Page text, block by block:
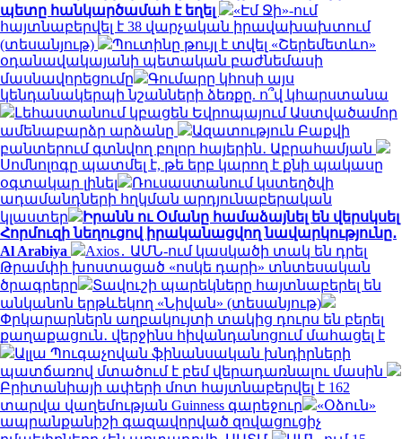
պետը հանկարծամահ է եղել
«Էմ Ջի»-ում
հայտնաբերվել է 38 վարչական իրավախախտում
(տեսանյութ)
Պուտինը թույլ է տվել «Շերեմետևո»
օդանավակայանի պետական բաժնեմասի
մասնավորեցումը
Գումարը կհոսի այս
կենդանակերպի նշանների ձեռքը. ո՞վ կհարստանա
Լեհաստանում կբացեն Եվրոպայում Աստվածամոր
ամենաբարձր արձանը
Ազատություն Բաքվի
բանտերում գտնվող բոլոր հայերին․ Աբրահամյան
Սոմնոլոգը պատմել է, թե երբ կարող է քնի պակասը
օգտակար լինել
Ռուսաստանում կստեղծվի
ադամանդների հղկման արդյունաբերական
կլաստեր
Իրանն ու Օմանը համաձայնել են վերսկսել
Հորմուզի նեղուցով իրականացվող նավարկությունը․
Al Arabiya
Axios․ ԱՄՆ-ում կասկածի տակ են դրել
Թրամփի խոստացած «ոսկե դարի» տնտեսական
ծրագրերը
Տավուշի պարեկները հայտնաբերել են
անկանոն երթևեկող «Նիվան» (տեսանյութ)
Փրկարարներն աղբակույտի տակից դուրս են բերել
քաղաքացուն․ վերջինս հիվանդանոցում մահացել է
Ալլա Պուգաչովան ֆինանսական խնդիրների
պատճառով մտածում է բեմ վերադառնալու մասին
Բրիտանիայի ափերի մոտ հայտնաբերվել է 162
տարվա վաղեմության Guinness գարեջուր
«Օձուն»
ապրանքանիշի գազավորված զովացուցիչ